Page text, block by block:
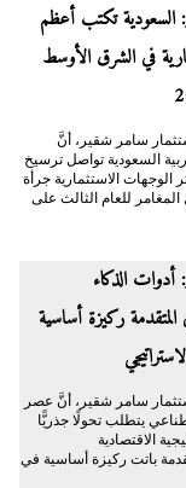
السعودية تكتب أعظم
في الشرق الأوسط
سامر شقير، أنَّ
السعودية تواصل ترسيخ
الوجهات الاستثمارية جرأة
للعام الثالث على
الذكاء
ركيزة أساسية
سامر شقير، أنَّ عصر
يتطلب تحولًا جذريًّا
الاقتصادية
باتت ركيزة أساسية في